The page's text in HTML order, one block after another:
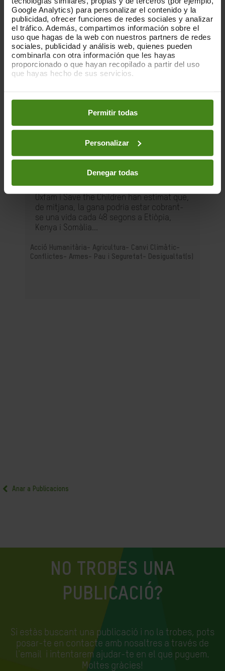
Google Analytics) para personalizar el contenido y la
publicidad, ofrecer funciones de redes sociales y analizar
el tráfico. Además, compartimos información sobre el
uso que hagas de la web con nuestros partners de redes
sociales, publicidad y análisis web, quienes pueden
combinarla con otra información que les hayas
proporcionado o que hayan recopilado a partir del uso
que hayas hecho de sus servicios.
preferencias accediendo a nuestraPolítica de Cookieso
en los botones facilitados a continuación:
Permitir todas
Personalizar
Denegar todas
Un retard perillós 2: el preu de la
Oxfam i Save the Children han estimat que,
de mitjana, la gana podria estar cobrant-
se una vida cada 48 segons a Etiòpia,
Kenya i Somàlia...
Acció Humanitària- Agricultura- Canvi Climàtic-
Conflictes- Armes- Pau i Seguretat- Desigualtat(s)
Anar a Publicacions
NO TROBES UNA
PUBLICACIÓ?
Si estàs buscant una publicació i no la trobes, pots
posar-te en contacte amb nosaltres a través de
l'email i intentarem ajudar-te en el que puguem.
Moltes gràcies!